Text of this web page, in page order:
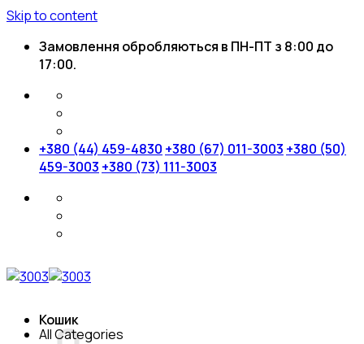
Skip to content
Замовлення обробляються в ПН-ПТ з 8:00 до
17:00.
+380 (44) 459-4830 +380 (67) 011-3003 +380 (50)
459-3003 +380 (73) 111-3003
Кошик
All Categories